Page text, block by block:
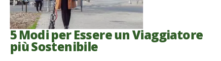
5 Modi per Essere un Viaggiatore
più Sostenibile